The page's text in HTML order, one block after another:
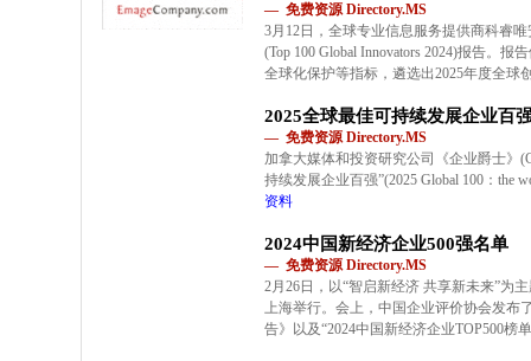
— 免费资源 Directory.MS
3月12日，全球专业信息服务提供商科睿
(Top 100 Global Innovators 2024)报告。
全球化保护等指标，遴选出2025年度全球
2025全球最佳可持续发展企业百
— 免费资源 Directory.MS
加拿大媒体和投资研究公司《企业爵士》
持续发展企业百强”(2025 Global 100：the
资料
2024中国新经济企业500强名单
— 免费资源 Directory.MS
2月26日，以“智启新经济 共享新未来”为
上海举行。会上，中国企业评价协会发布
告》以及“2024中国新经济企业TOP500榜